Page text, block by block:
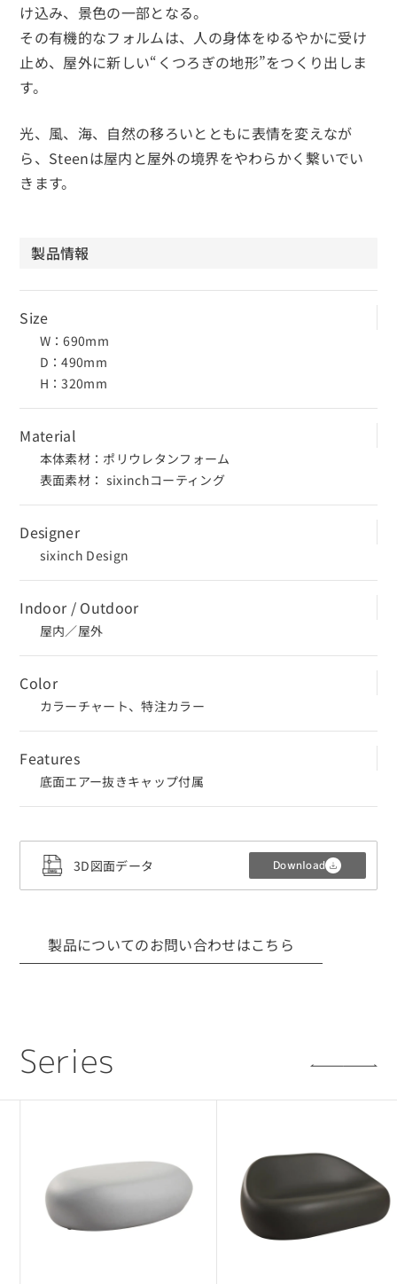
け込み、景色の一部となる。
その有機的なフォルムは、人の身体をゆるやかに受け
止め、屋外に新しい“くつろぎの地形”をつくり出しま
す。
光、風、海、自然の移ろいとともに表情を変えなが
ら、Steenは屋内と屋外の境界をやわらかく繋いでい
きます。
製品情報
Size
W：690mm
D：490mm
H：320mm
Material
本体素材：ポリウレタンフォーム
表面素材： sixinchコーティング
Designer
sixinch Design
Indoor / Outdoor
屋内／屋外
Color
カラーチャート、特注カラー
Features
底面エアー抜きキャップ付属
3D図面データ Download
製品についてのお問い合わせはこちら
Series
3Dデータ（CADデータ）利用規約・注意
■ 利用目的について
CADデータは、当社製品の採用検討を目的とした
利用を想定しています。
CADデータに関する著作権・所有権などの一切の
■ 禁止事項
・利用目的以外で第三者へ開示・提供すること
・CADデータをもとに複製品・類似製品を製作す